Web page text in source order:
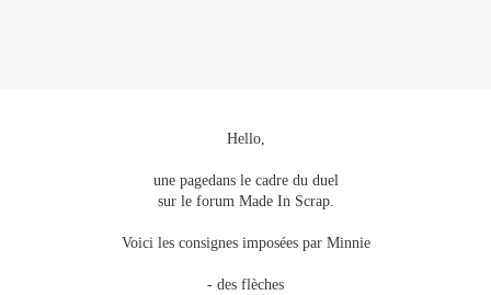
Hello,
une pagedans le cadre du duel
sur le forum Made In Scrap.
Voici les consignes imposées par Minnie
- des flèches